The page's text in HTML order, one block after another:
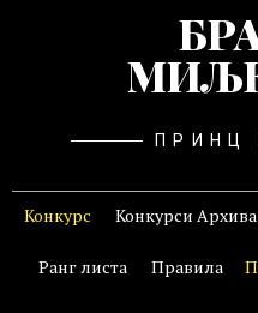
ПРИНЦ
Конкурс Конкурси Архива
Ранг листа Правила